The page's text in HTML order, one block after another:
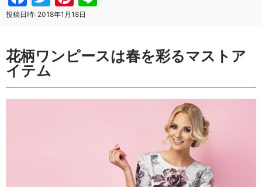
投稿日時: 2018年1月18日
花柄ワンピースは春を彩るマストア
イテム